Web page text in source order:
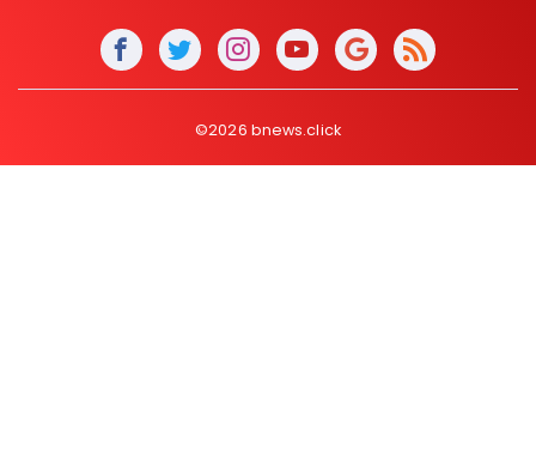
©2026 bnews.click